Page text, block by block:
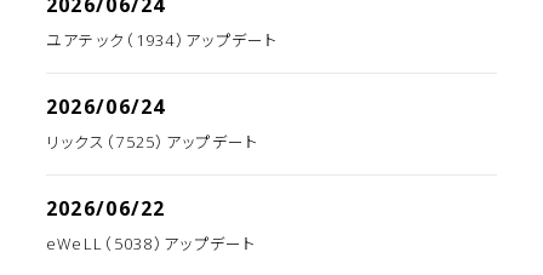
ユアテック（1934）アップデート
2026/06/24
リックス（7525）アップデート
2026/06/22
eWeLL（5038）アップデート